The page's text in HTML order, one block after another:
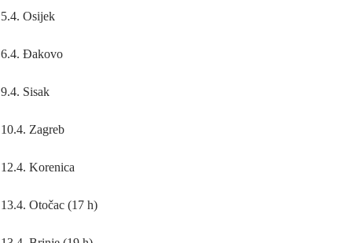
5.4. Osijek
6.4. Đakovo
9.4. Sisak
10.4. Zagreb
12.4. Korenica
13.4. Otočac (17 h)